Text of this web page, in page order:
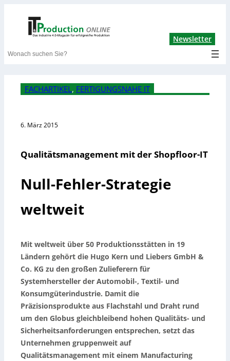
Newsletter
Search
FACHARTIKEL , FERTIGUNGSNAHE IT
6. März 2015
Qualitätsmanagement mit der Shopfloor-IT
Null-Fehler-Strategie
weltweit
Mit weltweit über 50 Produktionsstätten in 19
Ländern gehört die Hugo Kern und Liebers GmbH &
Co. KG zu den großen Zulieferern für
Systemhersteller der Automobil-, Textil- und
Konsumgüterindustrie. Damit die
Präzisionsprodukte aus Flachstahl und Draht rund
um den Globus gleichbleibend hohen Qualitäts- und
Sicherheitsanforderungen entsprechen, setzt das
Unternehmen gruppenweit auf
Qualitätsmanagement mit einem Manufacturing